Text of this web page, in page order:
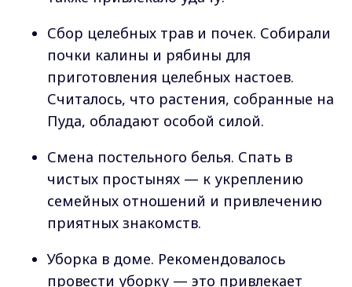
Сбор целебных трав и почек. Собирали
почки калины и рябины для
приготовления целебных настоев.
Считалось, что растения, собранные на
Пуда, обладают особой силой.
Смена постельного белья. Спать в
чистых простынях — к укреплению
семейных отношений и привлечению
приятных знакомств.
Уборка в доме. Рекомендовалось
провести уборку — это привлекает